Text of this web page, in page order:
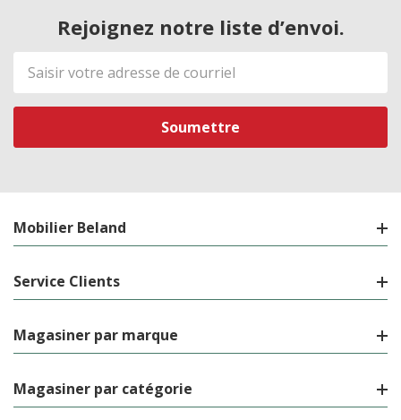
Rejoignez notre liste d’envoi.
Adresse
de
courriel
Mobilier Beland
Service Clients
Magasiner par marque
Magasiner par catégorie